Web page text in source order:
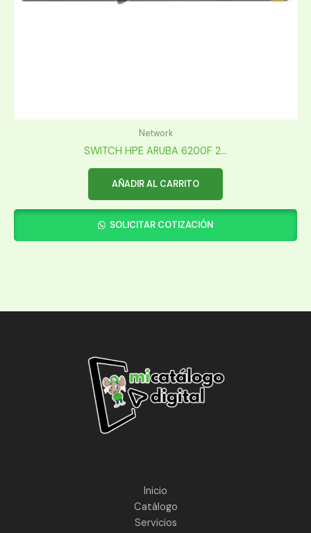
Network
SWITCH HPE ARUBA 6200F 2...
AÑADIR AL CARRITO
SOLICITAR COTIZACIÓN
Inicio
Catálogo
Servicios